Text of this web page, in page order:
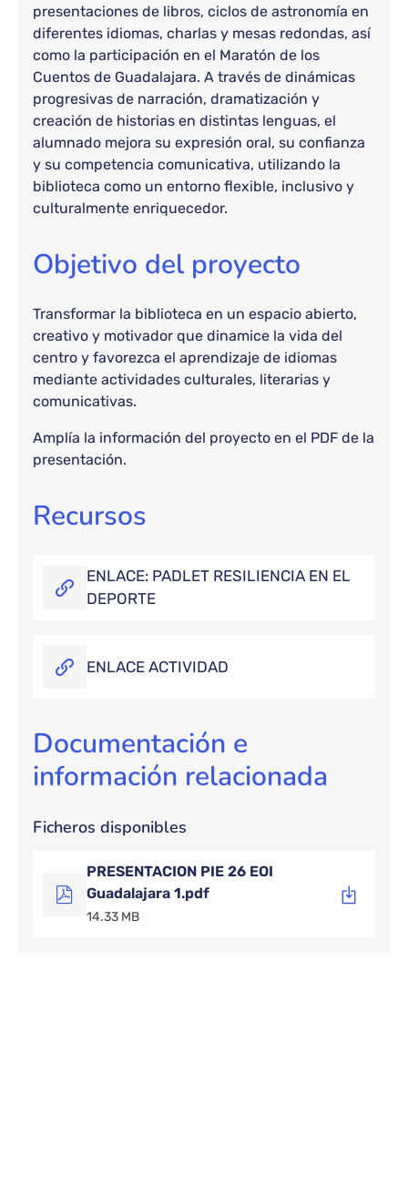
presentaciones de libros, ciclos de astronomía en
diferentes idiomas, charlas y mesas redondas, así
como la participación en el Maratón de los
Cuentos de Guadalajara. A través de dinámicas
progresivas de narración, dramatización y
creación de historias en distintas lenguas, el
alumnado mejora su expresión oral, su confianza
y su competencia comunicativa, utilizando la
biblioteca como un entorno flexible, inclusivo y
culturalmente enriquecedor.
Objetivo del proyecto
Transformar la biblioteca en un espacio abierto,
creativo y motivador que dinamice la vida del
centro y favorezca el aprendizaje de idiomas
mediante actividades culturales, literarias y
comunicativas.
Amplía la información del proyecto en el PDF de la
presentación.
Recursos
ENLACE: PADLET RESILIENCIA EN EL
DEPORTE
ENLACE ACTIVIDAD
Documentación e
información relacionada
Ficheros disponibles
PRESENTACION PIE 26 EOI
Guadalajara 1.pdf
14.33 MB